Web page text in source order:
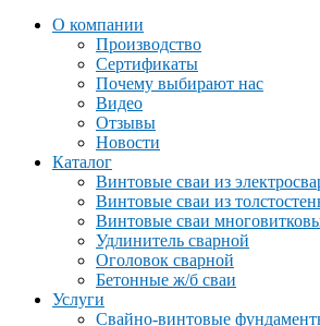
О компании
Производство
Сертификаты
Почему выбирают нас
Видео
Отзывы
Новости
Каталог
Винтовые сваи из
Винтовые сваи из
Винтовые сваи
Удлинитель сварной
Оголовок сварной
Бетонные ж/б сваи
Услуги
Свайно-винтовые